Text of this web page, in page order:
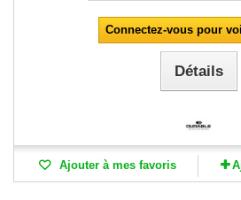
Connectez-vous pour
Détails
Ajouter à mes favoris